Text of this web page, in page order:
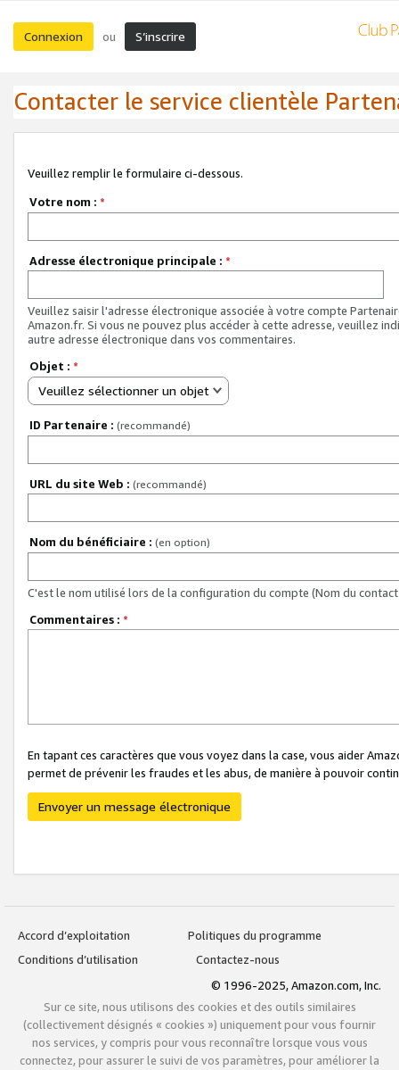
Connexion ou S’inscrire
Contacter le service clientèle
Veuillez remplir le formulaire ci-dessous.
Votre nom : *
Adresse électronique principale : *
Veuillez saisir l'adresse électronique associée à votre compte
Amazon.fr. Si vous ne pouvez plus accéder à cette adresse, veuillez
autre adresse électronique dans vos commentaires.
Objet : *
Veuillez sélectionner un objet
ID Partenaire : (recommandé)
URL du site Web : (recommandé)
Nom du bénéficiaire : (en option)
C'est le nom utilisé lors de la configuration du compte (Nom du
Commentaires : *
En tapant ces caractères que vous voyez dans la case, vous aider
permet de prévenir les fraudes et les abus, de manière à pouvoir
Envoyer un message électronique
Accord d’exploitation
Politiques du programme
Conditions d’utilisation
Contactez-nous
© 1996-2025, Amazon.com, Inc.
Sur ce site, nous utilisons des cookies et des outils similaires
(collectivement désignés « cookies ») uniquement pour vous fournir
nos services, y compris pour vous reconnaître lorsque vous vous
connectez, pour assurer le suivi de vos paramètres, pour améliorer la